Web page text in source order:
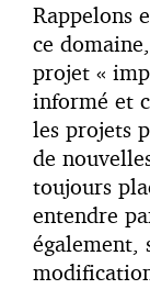
Rappelons
ce
projet «
informé et
les projets
de
toujours
entendre
également,